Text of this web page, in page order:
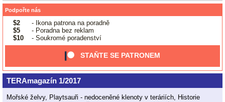
Podpořte nás
$2
- Ikona patrona na poradně
$5
- Poradna bez reklam
$10
- Soukromé poradenství
STAŇTE SE PATRONEM
TERAmagazín 1/2017
Mořské želvy, Playtsauři - nedoceněné klenoty v teráriích, Historie